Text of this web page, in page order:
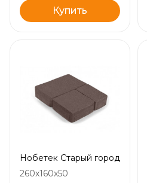
Купить
Нобетек Старый город
260x160x50